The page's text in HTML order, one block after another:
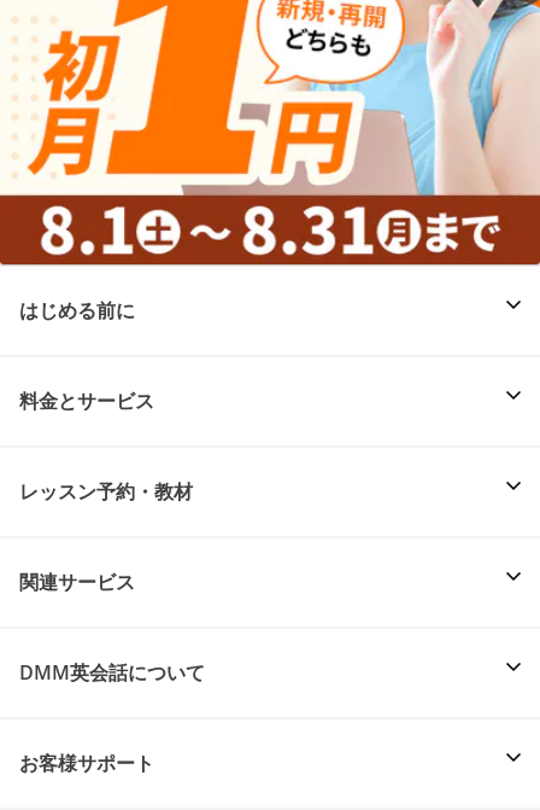
はじめる前に
料金とサービス
レッスン予約・教材
関連サービス
DMM英会話について
お客様サポート